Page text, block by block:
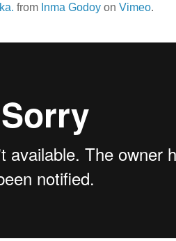
from Inma Godoyon Vimeo.